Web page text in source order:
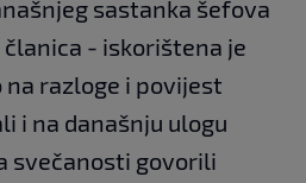
sastanka šefova
članica - iskorištena je
na razloge i povijest
i na današnju ulogu
svečanosti govorili